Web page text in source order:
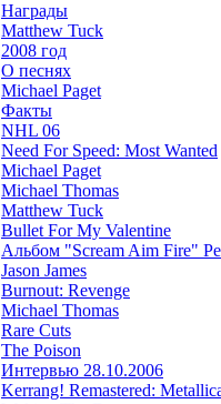
Награды
Matthew Tuck
2008 год
О песнях
Michael Paget
Факты
NHL 06
Need For Speed: Most Wanted
Michael Paget
Michael Thomas
Matthew Tuck
Bullet For My Valentine
Альбом "Scream Aim Fire"
Jason James
Burnout: Revenge
Michael Thomas
Rare Cuts
The Poison
Интервью 28.10.2006
Kerrang! Remastered: